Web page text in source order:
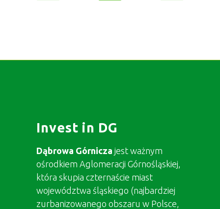
Invest in DG
Dąbrowa Górnicza jest ważnym
ośrodkiem Aglomeracji Górnośląskiej,
która skupia czternaście miast
województwa śląskiego (najbardziej
zurbanizowanego obszaru w Polsce,